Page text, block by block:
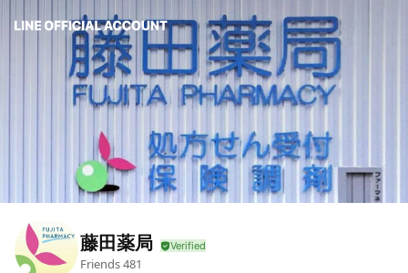
藤田薬局
Friends481